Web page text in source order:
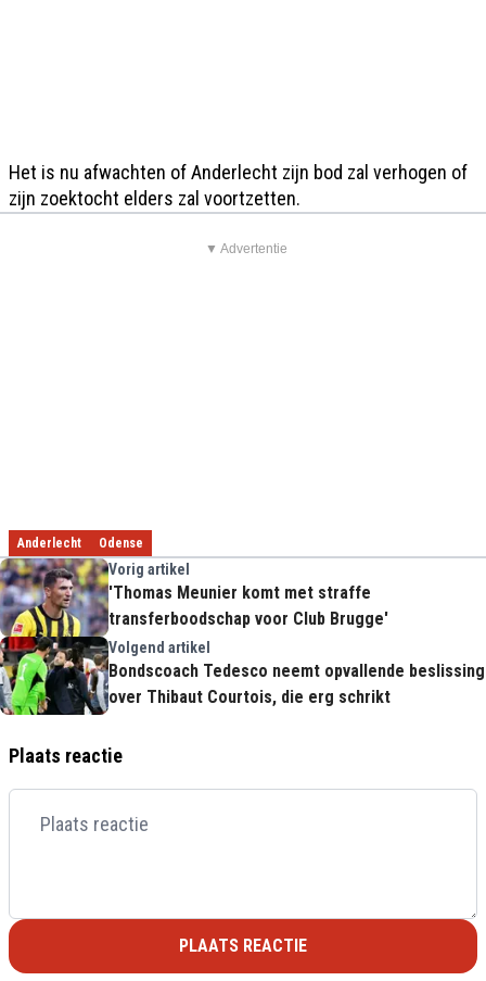
Het is nu afwachten of Anderlecht zijn bod zal verhogen of
zijn zoektocht elders zal voortzetten.
▼ Advertentie
Anderlecht Odense
Vorig artikel
'Thomas Meunier komt met straffe
transferboodschap voor Club Brugge'
Volgend artikel
Bondscoach Tedesco neemt opvallende beslissing
over Thibaut Courtois, die erg schrikt
Plaats reactie
PLAATS REACTIE